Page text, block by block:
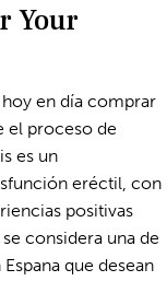
Your
en día comprar
el proceso de
es un
eréctil, con
positivas
considera una de
que desean